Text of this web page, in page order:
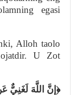
egasi
Alloh taolo
U Zot
﴿إِنَّ اللَّهَ لَغَنِيٌّ